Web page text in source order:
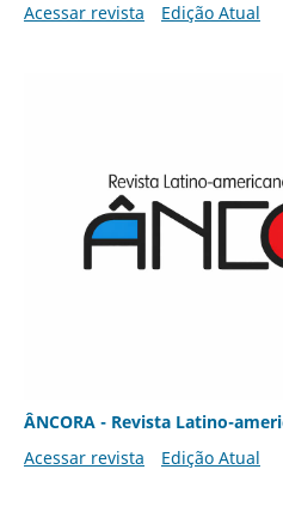
Acessar revista
Edição Atual
ÂNCORA - Revista Latino-
Acessar revista
Edição Atual